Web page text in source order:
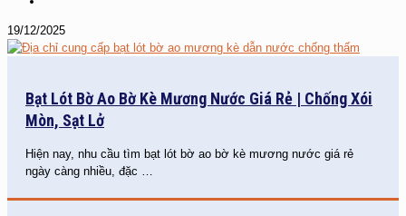
19/12/2025
Bạt Lót Bờ Ao Bờ Kè Mương Nước Giá Rẻ | Chống Xói
Mòn, Sạt Lở
Hiện nay, nhu cầu tìm bạt lót bờ ao bờ kè mương nước giá rẻ
ngày càng nhiều, đặc …